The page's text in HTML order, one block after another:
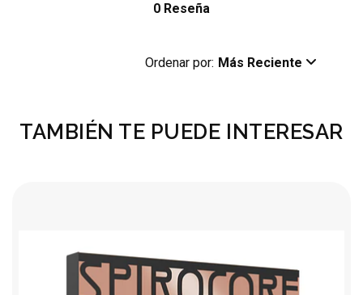
0 Reseña
Ordenar por: Más Reciente
TAMBIÉN TE PUEDE INTERESAR